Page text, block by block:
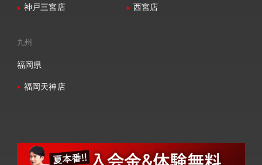
神戸三宮店 西宮店
九州
福岡県
福岡天神店